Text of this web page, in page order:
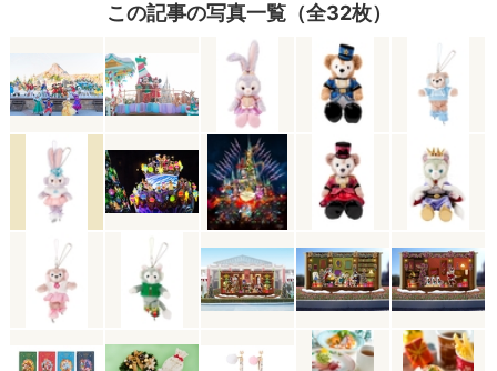
この記事の写真一覧（全32枚）